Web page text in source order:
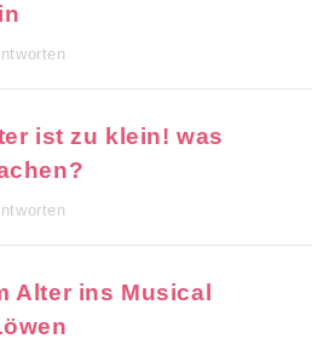
ist zu klein! was
Alter ins Musical